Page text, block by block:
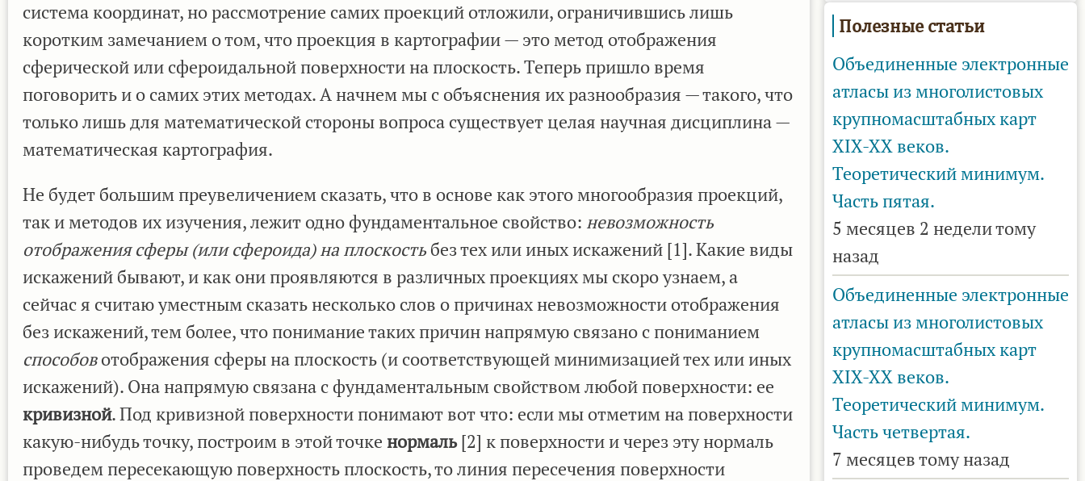
система координат, но рассмотрение самих проекций отложили, ограничившись лишь
коротким замечанием о том, что проекция в картографии — это метод отображения
сферической или сфероидальной поверхности на плоскость. Теперь пришло время
поговорить и о самих этих методах. А начнем мы с объяснения их разнообразия — такого, что
только лишь для математической стороны вопроса существует целая научная дисциплина —
математическая картография.
Не будет большим преувеличением сказать, что в основе как этого многообразия проекций,
так и методов их изучения, лежит одно фундаментальное свойство: невозможность
отображения сферы (или сфероида) на плоскость без тех или иных искажений [1]. Какие виды
искажений бывают, и как они проявляются в различных проекциях мы скоро узнаем, а
сейчас я считаю уместным сказать несколько слов о причинах невозможности отображения
без искажений, тем более, что понимание таких причин напрямую связано с пониманием
способовотображения сферы на плоскость (и соответствующей минимизацией тех или иных
искажений). Она напрямую связана с фундаментальным свойством любой поверхности: ее
кривизной. Под кривизной поверхности понимают вот что: если мы отметим на поверхности
какую-нибудь точку, построим в этой точке нормаль[2] к поверхности и через эту нормаль
проведем пересекающую поверхность плоскость, то линия пересечения поверхности
Полезные статьи
Объединенные электронные
атласы из многолистовых
крупномасштабных карт
XIX-XX веков.
Теоретический минимум.
Часть пятая.
5 месяцев 2 недели тому
назад
Объединенные электронные
атласы из многолистовых
крупномасштабных карт
XIX-XX веков.
Теоретический минимум.
Часть четвертая.
7 месяцев тому назад